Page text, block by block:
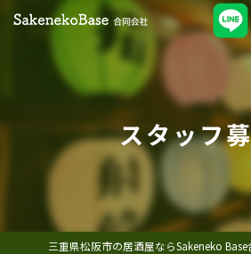
スタッフ
三重県松阪市の居酒屋ならSakeneko Base